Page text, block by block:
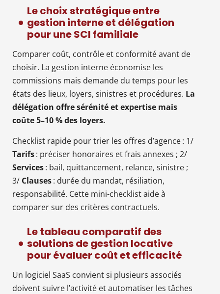
Le choix stratégique entre
gestion interne et délégation
pour une SCI familiale
Comparer coût, contrôle et conformité avant de
choisir. La gestion interne économise les
commissions mais demande du temps pour les
états des lieux, loyers, sinistres et procédures. La
délégation offre sérénité et expertise mais
coûte 5–10 % des loyers.
Checklist rapide pour trier les offres d’agence : 1/
Tarifs: préciser honoraires et frais annexes ; 2/
Services: bail, quittancement, relance, sinistre ;
3/ Clauses: durée du mandat, résiliation,
responsabilité. Cette mini-checklist aide à
comparer sur des critères contractuels.
Le tableau comparatif des
solutions de gestion locative
pour évaluer coût et efficacité
Un logiciel SaaS convient si plusieurs associés
doivent suivre l’activité et automatiser les tâches